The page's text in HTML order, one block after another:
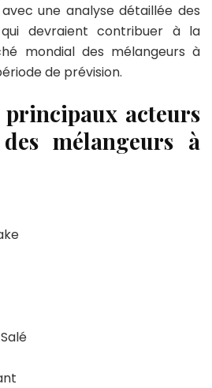
une analyse détaillée des
devraient contribuer à la
mondial des mélangeurs à
de prévision.
principaux acteurs
mélangeurs à